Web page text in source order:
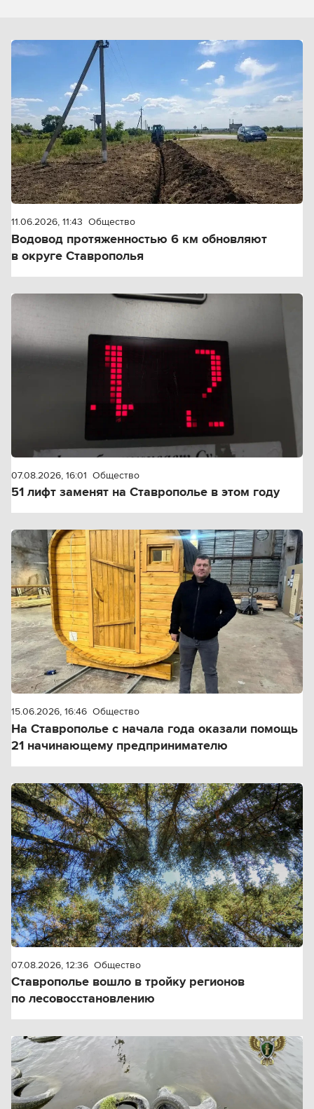
11.06.2026, 11:43 Общество
Водовод протяженностью 6 км обновляют
в округе Ставрополья
07.08.2026, 16:01 Общество
51 лифт заменят на Ставрополье в этом году
15.06.2026, 16:46 Общество
На Ставрополье с начала года оказали помощь
21 начинающему предпринимателю
07.08.2026, 12:36 Общество
Ставрополье вошло в тройку регионов
по лесовосстановлению